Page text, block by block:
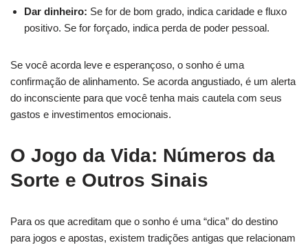
Dar dinheiro: Se for de bom grado, indica caridade e fluxo
positivo. Se for forçado, indica perda de poder pessoal.
Se você acorda leve e esperançoso, o sonho é uma
confirmação de alinhamento. Se acorda angustiado, é um alerta
do inconsciente para que você tenha mais cautela com seus
gastos e investimentos emocionais.
O Jogo da Vida: Números da
Sorte e Outros Sinais
Para os que acreditam que o sonho é uma “dica” do destino
para jogos e apostas, existem tradições antigas que relacionam